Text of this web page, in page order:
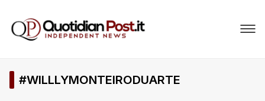
#WILLLYMONTEIRODUARTE